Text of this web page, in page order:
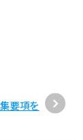
要項を